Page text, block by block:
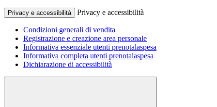
Privacy e accessibilità Privacy e accessibilità
Condizioni generali di vendita
Registrazione e creazione area personale
Informativa essenziale utenti prenotalaspesa
Informativa completa utenti prenotalaspesa
Dichiarazione di accessibilità